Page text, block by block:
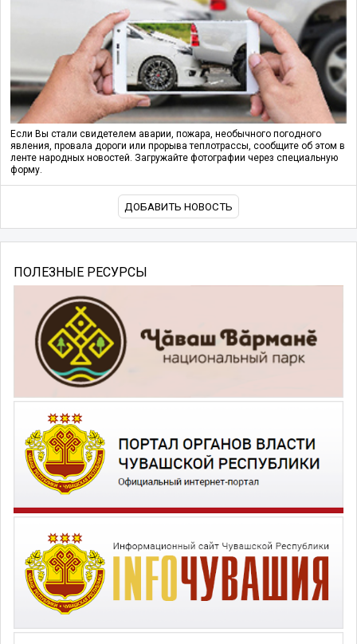
Если Вы стали свидетелем аварии, пожара, необычного погодного
явления, провала дороги или прорыва теплотрассы, сообщите об этом в
ленте народных новостей. Загружайте фотографии через специальную
форму.
ДОБАВИТЬ НОВОСТЬ
ПОЛЕЗНЫЕ РЕСУРСЫ